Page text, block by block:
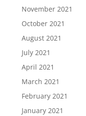
November 2021
October 2021
August 2021
July 2021
April 2021
March 2021
February 2021
January 2021